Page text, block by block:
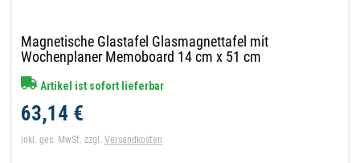
Magnetische Glastafel Glasmagnettafel mit
Wochenplaner Memoboard 14 cm x 51 cm
Artikel ist sofort lieferbar
63,14 €
inkl. ges. MwSt. zzgl.Versandkosten